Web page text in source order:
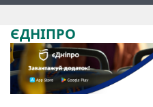
ЄДНІПРО